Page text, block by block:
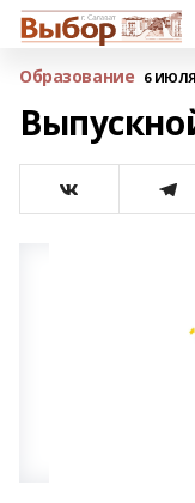
Образование 6 ИЮЛЯ